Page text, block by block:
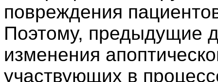
повреждения
Поэтому, предыдущие
изменения
участвующих в